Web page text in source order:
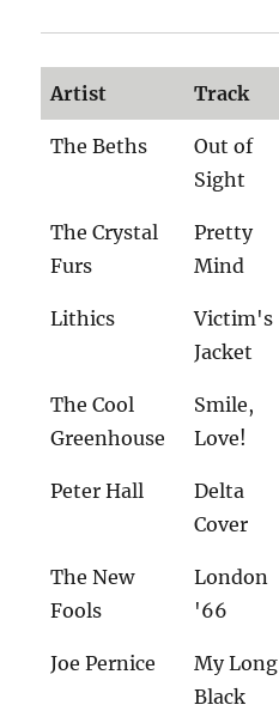
Artist Track
The Beths
Out of
Sight
The Crystal
Furs
Pretty
Mind
Lithics
Victim's
Jacket
The Cool
Greenhouse
Smile,
Love!
Peter Hall
Delta
Cover
The New
Fools
London
'66
Joe Pernice
My Long
Black